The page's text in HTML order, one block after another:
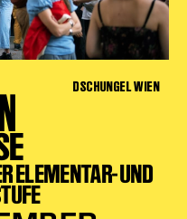
DSCHUNGEL WIEN
ELEMENTAR- UND